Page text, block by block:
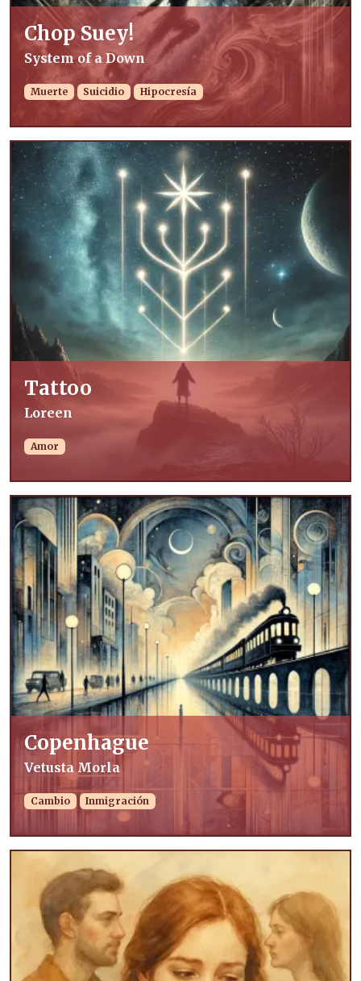
Chop Suey!
System of a Down
Muerte Suicidio Hipocresía
Tattoo
Loreen
Amor
Copenhague
Vetusta Morla
Cambio Inmigración